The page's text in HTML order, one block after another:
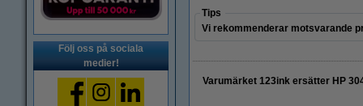
Följ oss på sociala
medier!
Tips
Vi rekommenderar motsvarande
Varumärket 123ink ersätter HP